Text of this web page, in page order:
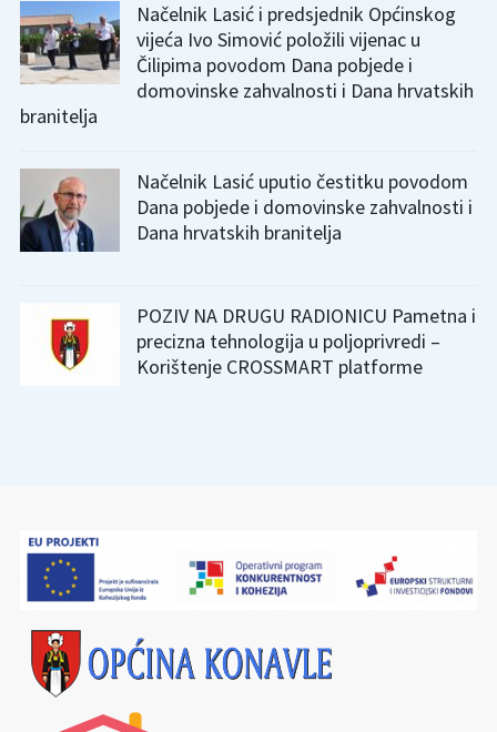
Načelnik Lasić i predsjednik Općinskog
vijeća Ivo Simović položili vijenac u
Čilipima povodom Dana pobjede i
domovinske zahvalnosti i Dana hrvatskih
branitelja
Načelnik Lasić uputio čestitku povodom
Dana pobjede i domovinske zahvalnosti i
Dana hrvatskih branitelja
POZIV NA DRUGU RADIONICU Pametna i
precizna tehnologija u poljoprivredi –
Korištenje CROSSMART platforme